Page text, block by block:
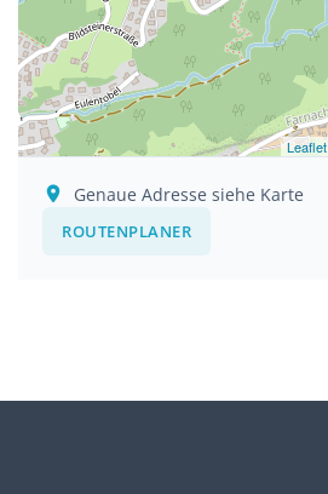
Leaflet
Genaue Adresse siehe Karte
ROUTENPLANER